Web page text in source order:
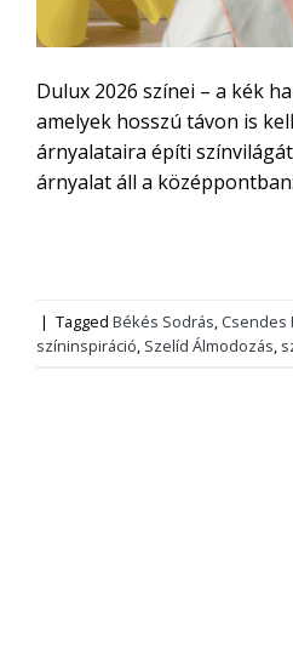
Dulux 2026 színei – a kék
amelyek hosszú távon is
árnyalataira építi
árnyalat áll a
| Tagged Békés Sodrás Csendes
színinspiráció Szelíd Álmodozás